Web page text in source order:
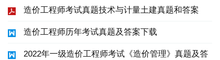
造价工程师考试真题技术与计量土建真题和答案
造价工程师历年考试真题及答案下载
2022年一级造价工程师考试《造价管理》真题及答